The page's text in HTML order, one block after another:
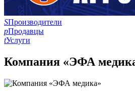
SПроизводители
pПродавцы
tУслуги
Компания «ЭФА